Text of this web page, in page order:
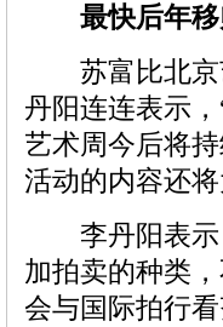
最快后年移
苏富比北京
丹阳连连表示
艺术周今后将
活动的内容还将
李丹阳表示
加拍卖的种类
会与国际拍行